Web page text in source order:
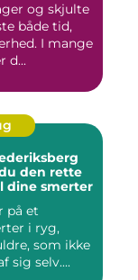
og skjulte
både tid,
I mange
d...
den rette
dine smerter
på et
i ryg,
som ikke
sig selv....